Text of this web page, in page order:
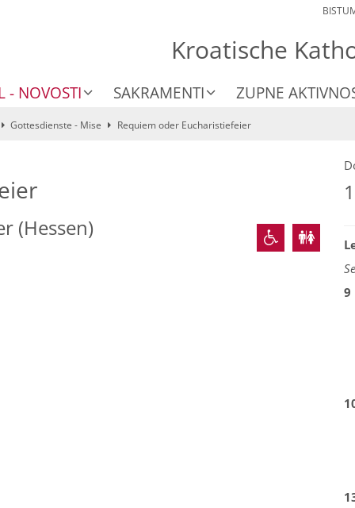
Kroatische
- NOVOSTI SAKRAMENTI ZUPNE
Gottesdienste - Mise Requiem oder Eucharistiefeier
(Hessen)
9